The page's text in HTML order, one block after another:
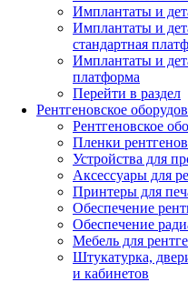
Имплантаты и
Имплантаты и
стандартная
Имплантаты и
платформа
Перейти в раздел
Рентгеновское
Рентгеновское
Пленки
Устройства для
Аксессуары для
Принтеры для
Обеспечение
Обеспечение
Мебель для
Штукатурка,
и кабинетов